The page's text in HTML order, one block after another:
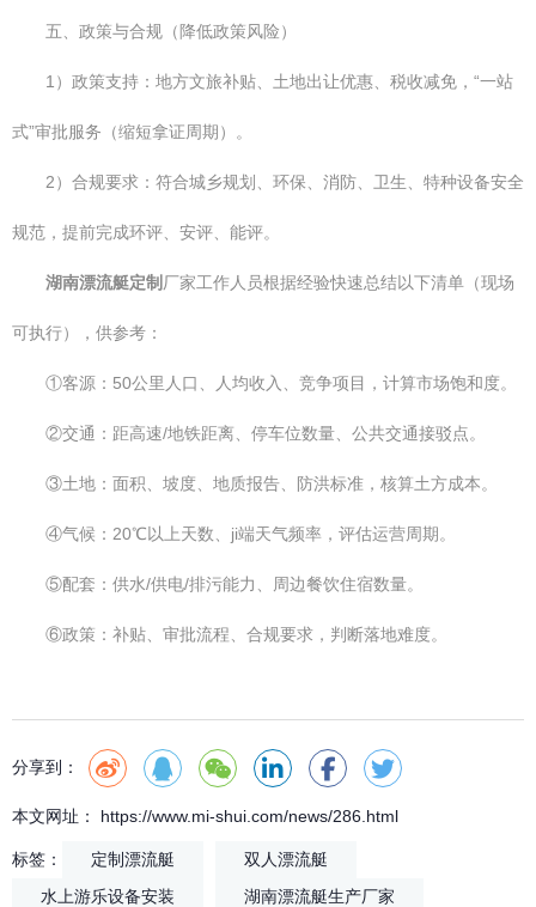
五、政策与合规（降低政策风险）
1）政策支持：地方文旅补贴、土地出让优惠、税收减免，“一站
式”审批服务（缩短拿证周期）。
2）合规要求：符合城乡规划、环保、消防、卫生、特种设备安全
规范，提前完成环评、安评、能评。
湖南漂流艇定制 厂家工作人员根据经验快速总结以下清单（现场
可执行），供参考：
①客源：50公里人口、人均收入、竞争项目，计算市场饱和度。
②交通：距高速/地铁距离、停车位数量、公共交通接驳点。
③土地：面积、坡度、地质报告、防洪标准，核算土方成本。
④气候：20℃以上天数、ji端天气频率，评估运营周期。
⑤配套：供水/供电/排污能力、周边餐饮住宿数量。
⑥政策：补贴、审批流程、合规要求，判断落地难度。
分享到：
本文网址： https://www.mi-shui.com/news/286.html
标签： 定制漂流艇
双人漂流艇
水上游乐设备安装
湖南漂流艇生产厂家